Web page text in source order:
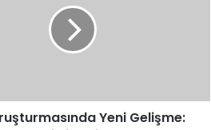
Yeni Gelişme: